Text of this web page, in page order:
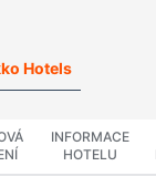
Hotels
INFORMACE
HOTELU